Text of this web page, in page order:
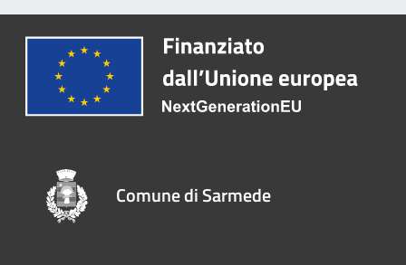
Comune di Sarmede